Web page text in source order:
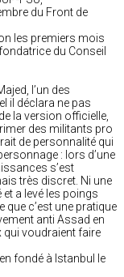
du Front de
les premiers mois
du Conseil
l’un des
il déclara ne pas
la version officielle,
des militants pro
de personnalité qui
: lors d’une
s’est
très discret. Ni une
et a levé les poings
que c’est une pratique
anti Assad en
qui voudraient faire
fondé à Istanbul le